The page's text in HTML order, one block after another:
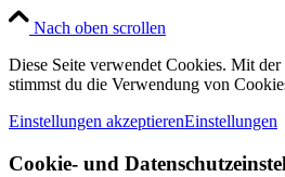
Nach oben scrollen
Diese Seite verwendet Cookies. Mit
stimmst du die Verwendung von
Einstellungen akzeptierenEinstellungen
Cookie- und